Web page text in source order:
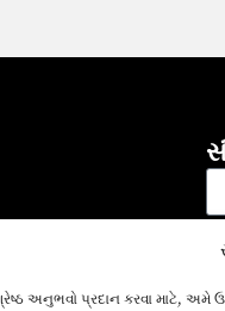
અનુભવો પ્રદાન કરવા માટે,